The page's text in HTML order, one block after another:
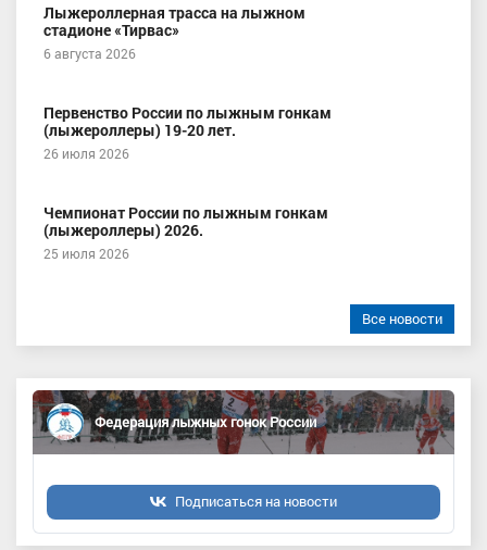
Лыжероллерная трасса на лыжном
стадионе «Тирвас»
6 августа 2026
Первенство России по лыжным гонкам
(лыжероллеры) 19-20 лет.
26 июля 2026
Чемпионат России по лыжным гонкам
(лыжероллеры) 2026.
25 июля 2026
Все новости
Федерация лыжных гонок России
Подписаться на новости